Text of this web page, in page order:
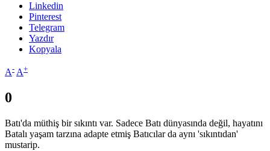
Linkedin
Pinterest
Telegram
Yazdır
Kopyala
A- A+
0
Batı'da müthiş bir sıkıntı var. Sadece Batı dünyasında değil, hayatını
Batalı yaşam tarzına adapte etmiş Batıcılar da aynı 'sıkıntıdan'
mustarip.